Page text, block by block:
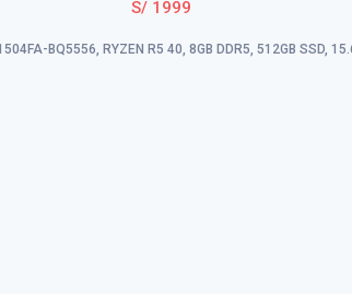
S/ 1999
BQ5556, RYZEN R5 40, 8GB DDR5, 512GB SSD,